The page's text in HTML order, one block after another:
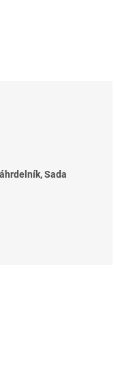
Sada